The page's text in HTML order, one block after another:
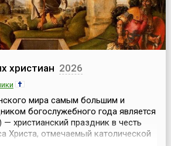
христиан 2026
мира самым большим и
богослужебного года является
— христианский праздник в честь
Христа, отмечаемый католической